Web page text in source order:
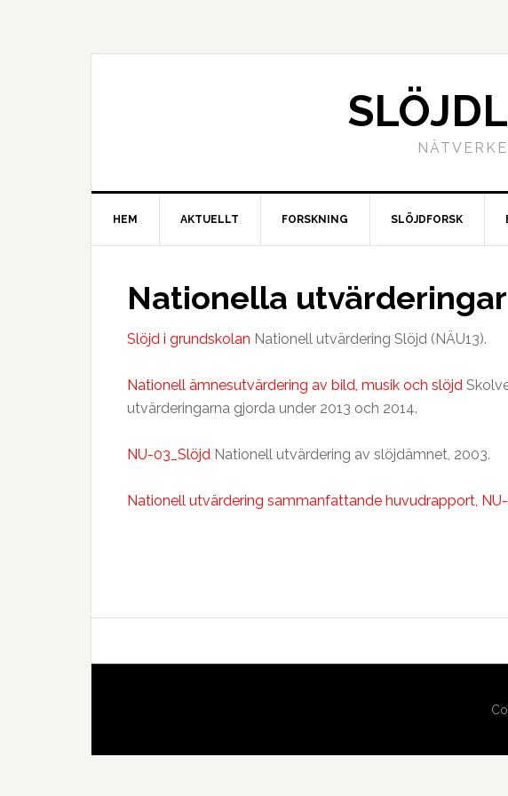
HEM AKTUELLT FORSKNING SLÖJDFORSK
Nationella utvärderingar
Slöjd i grundskolan Nationell utvärdering Slöjd (NÄU13).
Nationell ämnesutvärdering av bild, musik och slöjd
utvärderingarna gjorda under 2013 och 2014.
NU-03_Slöjd Nationell utvärdering av slöjdämnet, 2003.
Nationell utvärdering sammanfattande huvudrapport,